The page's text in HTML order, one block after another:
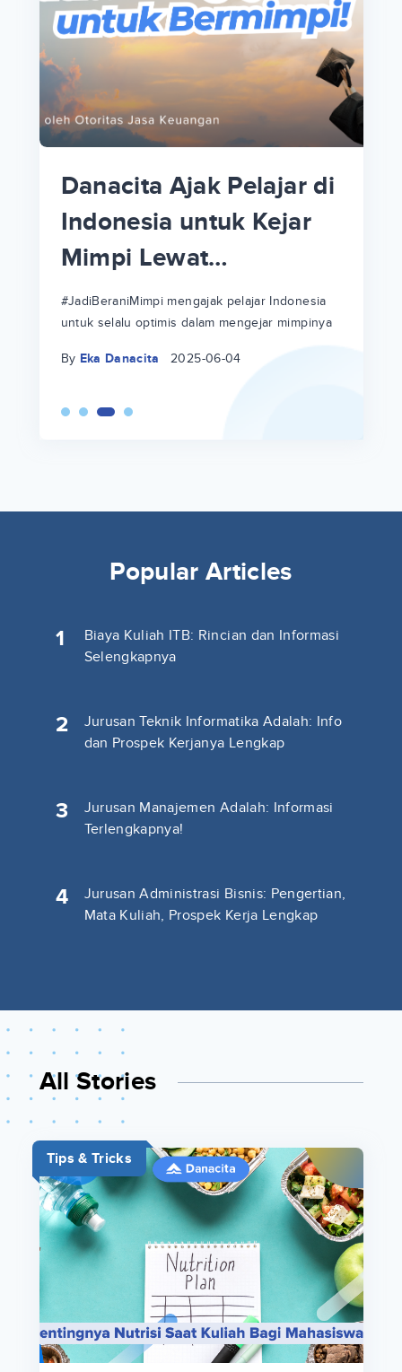
Danacita Ajak Pelajar di
Indonesia untuk Kejar
Mimpi Lewat
#JadiBeraniMimpi
#JadiBeraniMimpi mengajak pelajar Indonesia
untuk selalu optimis dalam mengejar mimpinya
By Eka Danacita 2025-06-04
Popular Articles
1
Biaya Kuliah ITB: Rincian dan Informasi
Selengkapnya
2
Jurusan Teknik Informatika Adalah: Info
dan Prospek Kerjanya Lengkap
3
Jurusan Manajemen Adalah: Informasi
Terlengkapnya!
4
Jurusan Administrasi Bisnis: Pengertian,
Mata Kuliah, Prospek Kerja Lengkap
All Stories
Tips & Tricks